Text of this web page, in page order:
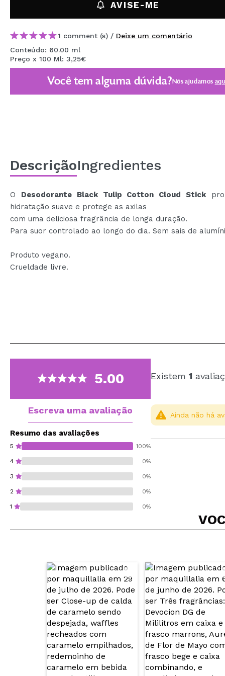
KOREA ZONE
TRAVEL SIZE
NATURE
EM BREVE
AVISE-ME
1 comment (s) / Deixe um comentário
Conteúdo: 60.00 ml
Preço x 100 Ml: 3,25€
Você tem alguma dúvida?Nós ajudamos
DescriçãoIngredientes
O Desodorante Black Tulip Cotton Cloud Stick
hidratação suave e protege as axilas
com uma deliciosa fragrância de longa duração.
Para suor controlado ao longo do dia. Sem sais de
Produto vegano.
Crueldade livre.
5.00
Escreva uma avaliação
Resumo das avaliações
5 100%
4 0%
3 0%
2 0%
1 0%
Existem 1
Recomenda esta
Ainda não há